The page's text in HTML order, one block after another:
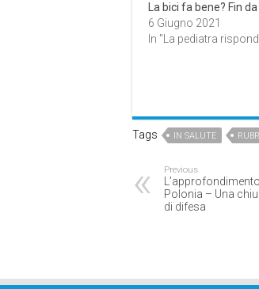
La bici fa bene? Fin
6 Giugno 2021
In "La pediatra
Tags IN SALUTE
Previous
Polonia – Una
di difesa